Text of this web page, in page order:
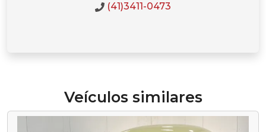
(41)3411-0473
Veículos similares